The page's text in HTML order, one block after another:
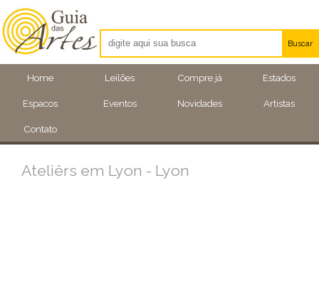
Home Leilões Compre já Estados
Espacos Eventos Novidades Artistas
Contato
Buscar
Artistas
Eventos
Ateliêrs em Lyon - Lyon